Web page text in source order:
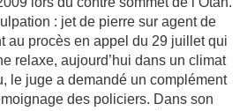
: jet de pierre sur agent de
au procès en appel du 29 juillet qui
relaxe, aujourd’hui dans un climat
le juge a demandé un complément
des policiers. Dans son